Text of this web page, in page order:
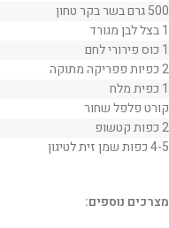
500 גרם בשר בקר טחון
1 בצל לבן מגורד
1 כוס פירורי לחם
2 כפיות פפריקה מתוקה
1 כפית מלח
קורט פלפל שחור
2 כפות קטשופ
4-5 כפות שמן זית לטיגון
מצרכים נוספים: